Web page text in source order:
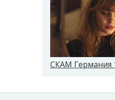
СКАМ Германия